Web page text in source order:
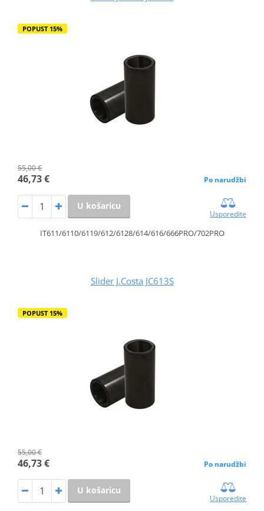
POPUST 15%
55,00 €
46,73 € Po narudžbi
U košaricu
Usporedite
IT611/6110/6119/612/6128/614/616/666PRO/702PRO
Slider J.Costa JC613S
POPUST 15%
55,00 €
46,73 € Po narudžbi
U košaricu
Usporedite